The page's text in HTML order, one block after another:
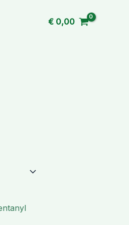
€0,00
Preisspanne:
€ 197,55